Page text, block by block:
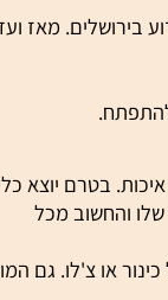
"ירוק עד",
הידוע בירושלים. מאז ועד היום
יוצא כלי
מכל